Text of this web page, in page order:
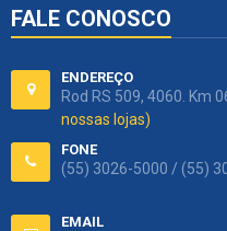
FALE CONOSCO
ENDEREÇO
Rod RS 509, 4060. Km
nossas lojas)
FONE
(55) 3026-5000 / (55)
EMAIL